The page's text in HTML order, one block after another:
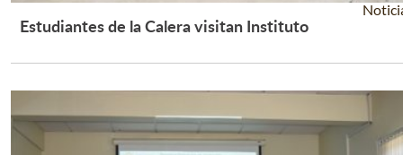
Leer Más +
Estudiantes de la Calera visitan Instituto